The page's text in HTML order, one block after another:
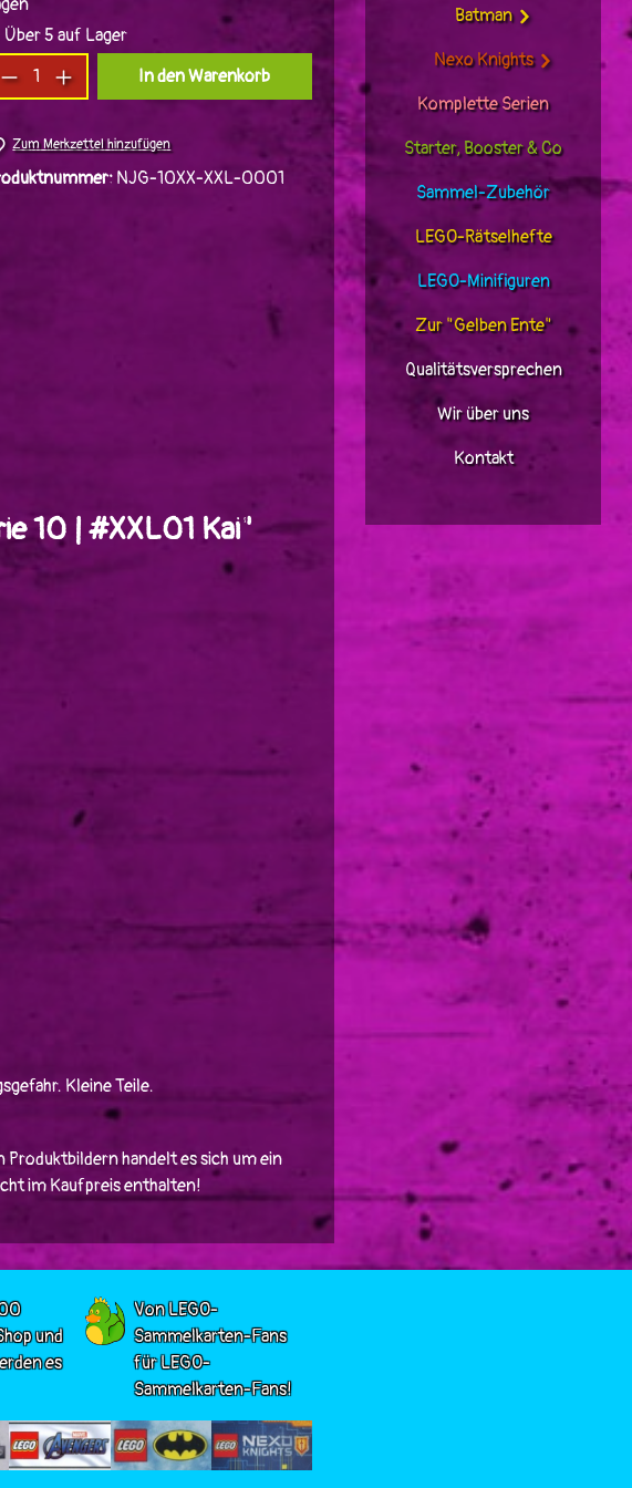
Batman
Nexo Knights
Komplette Serien
Starter, Booster & Co
Sammel-Zubehör
LEGO-Rätselhefte
LEGO-Minifiguren
Zur "Gelben Ente"
Qualitätsversprechen
Wir über uns
Kontakt
Über 5 auf Lager
Produkt Anzahl: Gib den gewünschten Wert ein oder
In den Warenkorb
Zum Merkzettel hinzufügen
NJG-10XX-XXL-0001
10 | #XXL01 Kai"
Kleine Teile.
Produktbildern handelt es sich um ein
im Kaufpreis enthalten!
und
es
Von LEGO-
Sammelkarten-Fans
für LEGO-
Sammelkarten-Fans!